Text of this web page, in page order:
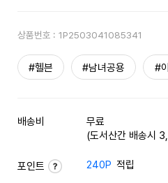
상품번호 : 1P2503041085341
#헬븐 #남녀공용 #
배송비
무료
(도서산간 배송시
포인트 240P 적립